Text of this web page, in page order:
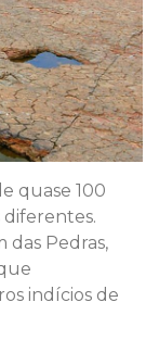
quase 100
diferentes.
das Pedras,
indícios de